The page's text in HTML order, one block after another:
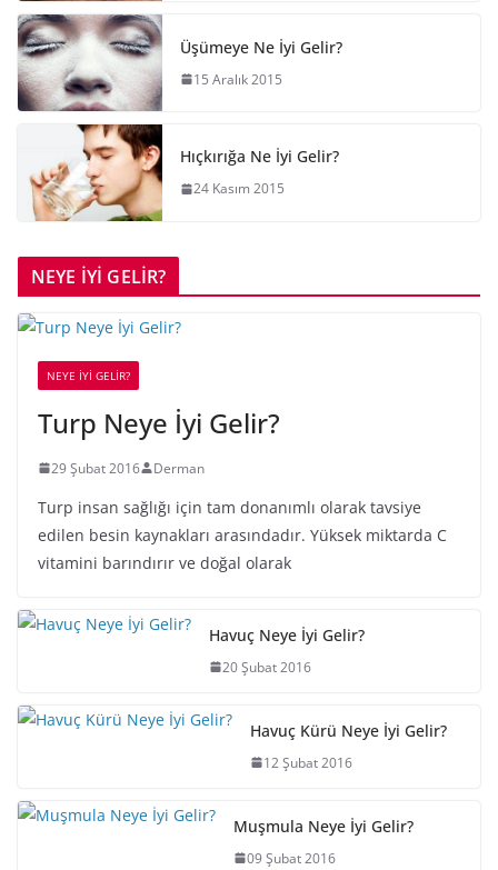
Üşümeye Ne İyi Gelir?
15 Aralık 2015
Hıçkırığa Ne İyi Gelir?
24 Kasım 2015
NEYE İYİ GELİR?
NEYE İYİ GELİR?
Turp Neye İyi Gelir?
29 Şubat 2016 Derman
Turp insan sağlığı için tam donanımlı olarak tavsiye
edilen besin kaynakları arasındadır. Yüksek miktarda C
vitamini barındırır ve doğal olarak
Havuç Neye İyi Gelir?
20 Şubat 2016
Havuç Kürü Neye İyi Gelir?
12 Şubat 2016
Muşmula Neye İyi Gelir?
09 Şubat 2016